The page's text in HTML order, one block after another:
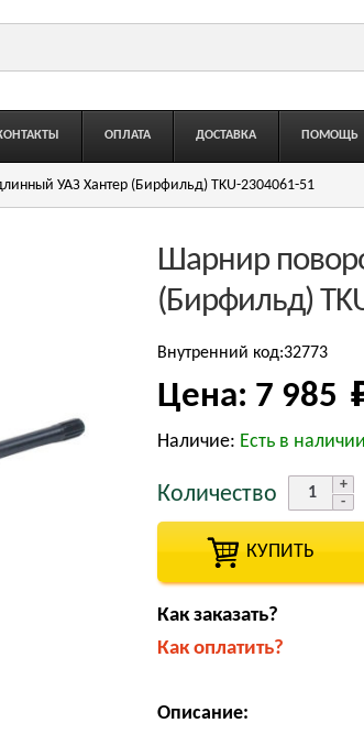
ОПЛАТА ДОСТАВКА ПОМОЩЬ
УАЗ Хантер (Бирфильд) TKU-2304061-51
Шарнир
(Бирфильд)
Внутренний код:32773
Цена: 7 985
Наличие: Есть в наличии
Количество
КУПИТЬ
Как заказать?
Как оплатить?
Описание: